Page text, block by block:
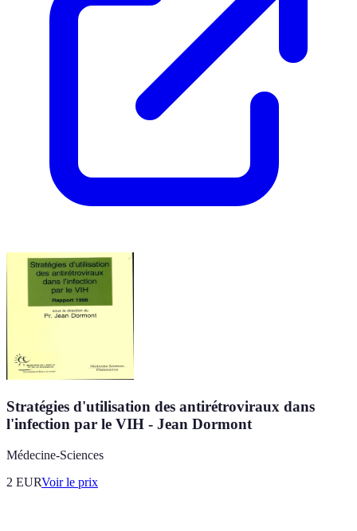
Stratégies d'utilisation des antirétroviraux dans
l'infection par le VIH - Jean Dormont
Médecine-Sciences
2 EURVoir le prix